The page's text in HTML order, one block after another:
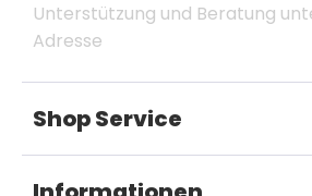
Unterstützung und Beratung
Adresse
Shop Service